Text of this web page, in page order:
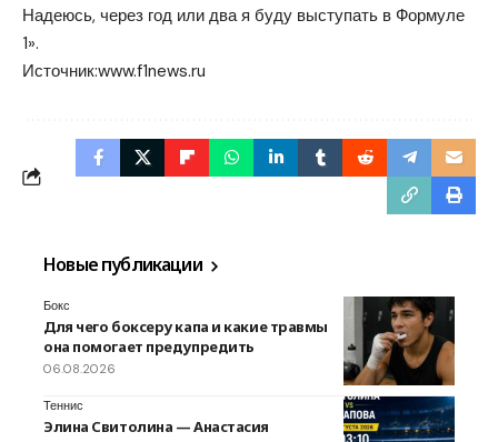
Надеюсь, через год или два я буду выступать в Формуле
1».
Источник:www.f1news.ru
Новые публикации
Бокс
Для чего боксеру капа и какие травмы
она помогает предупредить
06.08.2026
Теннис
Элина Свитолина — Анастасия